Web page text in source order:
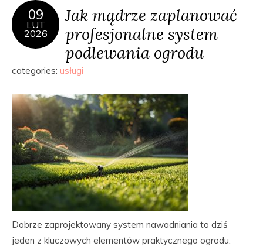
09
LUT
2026
Jak mądrze zaplanować
profesjonalne system
podlewania ogrodu
categories: usługi
Dobrze zaprojektowany system nawadniania to dziś
jeden z kluczowych elementów praktycznego ogrodu.